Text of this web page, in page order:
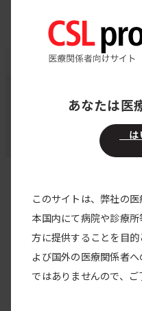
CSL pro 領域別医療情報
患者サポート
あなたは医
は
このサイトは、弊社の
本国内にて病院や診療
方に提供することを目
よび国外の医療関係者
ではありませんので、ご